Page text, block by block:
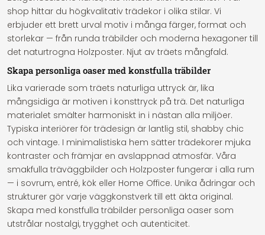
shop hittar du högkvalitativ trädekor i olika stilar. Vi
erbjuder ett brett urval motiv i många färger, format och
storlekar — från runda träbilder och moderna hexagoner till
det naturtrogna Holzposter. Njut av träets mångfald.
Skapa personliga oaser med konstfulla träbilder
Lika varierade som träets naturliga uttryck är, lika
mångsidiga är motiven i konsttryck på trä. Det naturliga
materialet smälter harmoniskt in i nästan alla miljöer.
Typiska interiörer för trädesign är lantlig stil, shabby chic
och vintage. I minimalistiska hem sätter trädekorer mjuka
kontraster och främjar en avslappnad atmosfär. Våra
smakfulla träväggbilder och Holzposter fungerar i alla rum
— i sovrum, entré, kök eller Home Office. Unika ådringar och
strukturer gör varje väggkonstverk till ett äkta original.
Skapa med konstfulla träbilder personliga oaser som
utstrålar nostalgi, trygghet och autenticitet.